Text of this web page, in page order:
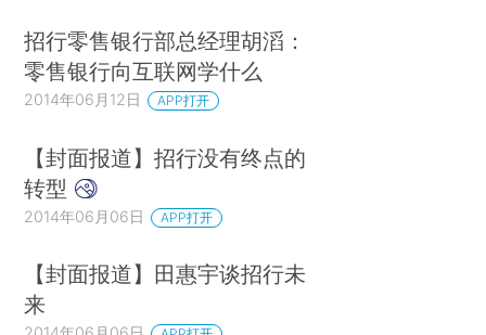
招行零售银行部总经理胡滔：
零售银行向互联网学什么
2014年06月12日 APP打开
【封面报道】招行没有终点的
转型
2014年06月06日 APP打开
【封面报道】田惠宇谈招行未
来